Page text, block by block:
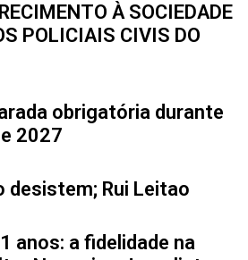
À SOCIEDADE
POLICIAIS CIVIS DO
obrigatória durante
2027
desistem; Rui Leitao
anos: a fidelidade na